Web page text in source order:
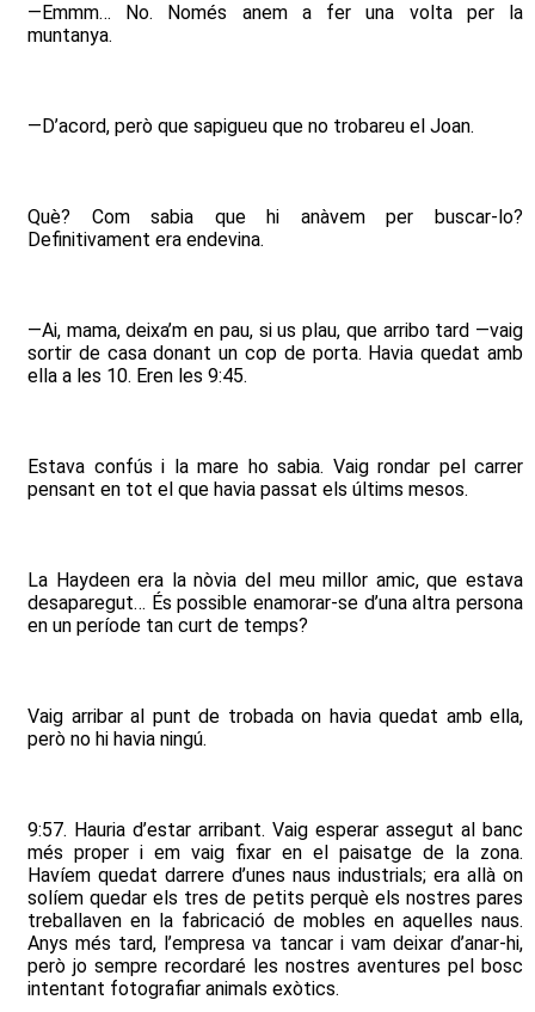
—Emmm… No. Només anem a fer una volta per la
muntanya.
—D’acord, però que sapigueu que no trobareu el Joan.
Què? Com sabia que hi anàvem per buscar-lo?
Definitivament era endevina.
—Ai, mama, deixa’m en pau, si us plau, que arribo tard —vaig
sortir de casa donant un cop de porta. Havia quedat amb
ella a les 10. Eren les 9:45.
Estava confús i la mare ho sabia. Vaig rondar pel carrer
pensant en tot el que havia passat els últims mesos.
La Haydeen era la nòvia del meu millor amic, que estava
desaparegut… És possible enamorar-se d’una altra persona
en un període tan curt de temps?
Vaig arribar al punt de trobada on havia quedat amb ella,
però no hi havia ningú.
9:57. Hauria d’estar arribant. Vaig esperar assegut al banc
més proper i em vaig fixar en el paisatge de la zona.
Havíem quedat darrere d’unes naus industrials; era allà on
solíem quedar els tres de petits perquè els nostres pares
treballaven en la fabricació de mobles en aquelles naus.
Anys més tard, l’empresa va tancar i vam deixar d’anar-hi,
però jo sempre recordaré les nostres aventures pel bosc
intentant fotografiar animals exòtics.